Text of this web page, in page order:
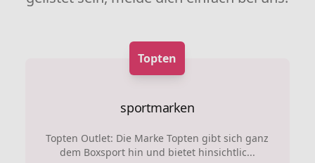
Topten
sportmarken
Topten Outlet: Die Marke Topten gibt sich ganz
dem Boxsport hin und bietet hinsichtlic...